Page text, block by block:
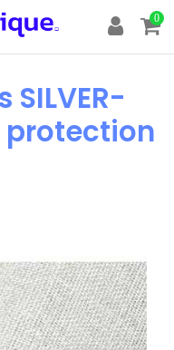
0
protection